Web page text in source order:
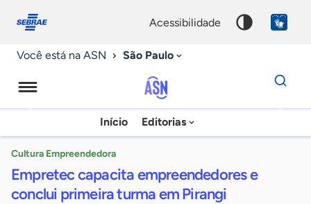
conosco
acessibilidade
Você está na ASN São Paulo
Agência
Sebrae
Notícias
Início Editorias
Dados
para
chave
Cultura Empreendedora
Empretec capacita empreendedores e
conclui primeira turma em Pirangi